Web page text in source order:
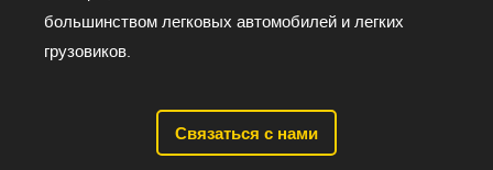
большинством легковых автомобилей и легких
грузовиков.
Связаться с нами